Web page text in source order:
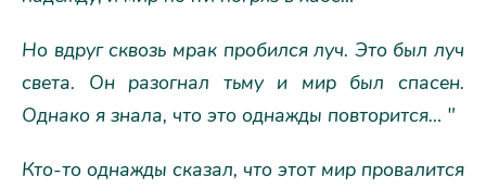
Но вдруг сквозь мрак пробился луч. Это был луч
света. Он разогнал тьму и мир был спасен.
Однако я знала, что это однажды повторится… "
Кто-то однажды сказал, что этот мир провалится